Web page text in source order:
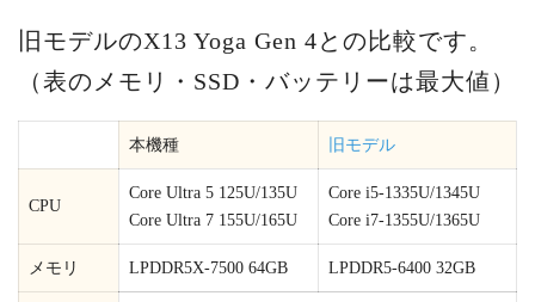
旧モデルのX13 Yoga Gen 4との比較です。
（表のメモリ・SSD・バッテリーは最大値）
本機種 旧モデル
CPU
Core Ultra 5 125U/135U
Core Ultra 7 155U/165U
Core i5-1335U/1345U
Core i7-1355U/1365U
メモリ LPDDR5X-7500 64GB LPDDR5-6400 32GB